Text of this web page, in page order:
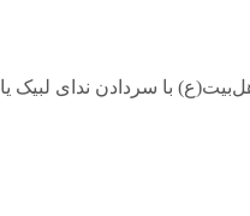
با سردادن ندای لبیک